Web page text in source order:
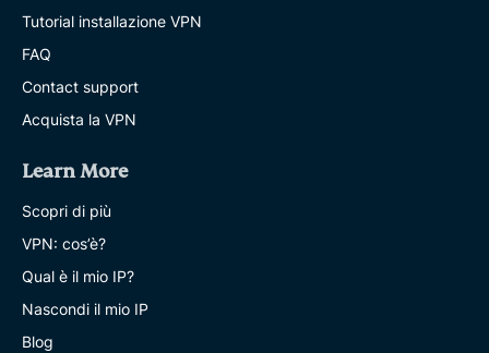
Tutorial installazione VPN
FAQ
Contact support
Acquista la VPN
Learn More
Scopri di più
VPN: cos’è?
Qual è il mio IP?
Nascondi il mio IP
Blog